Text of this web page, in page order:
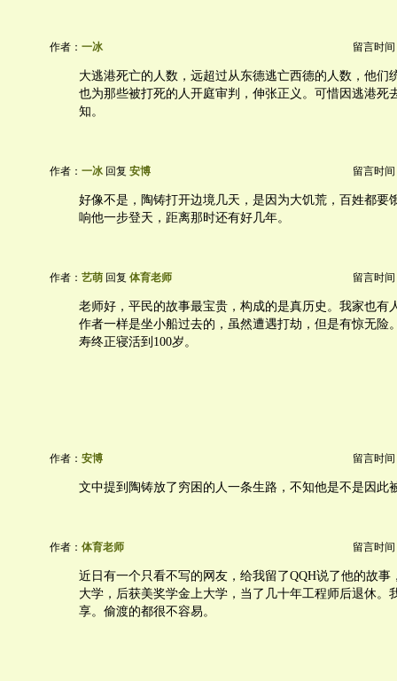
作者： 一冰 留言时间
大逃港死亡的人数，远超过从东德逃亡西德的人数，他们
也为那些被打死的人开庭审判，伸张正义。可惜因逃港死
知。
作者： 一冰 回复 安博 留言时间
好像不是，陶铸打开边境几天，是因为大饥荒，百姓都要
响他一步登天，距离那时还有好几年。
作者： 艺萌 回复 体育老师 留言时间
老师好，平民的故事最宝贵，构成的是真历史。我家也有
作者一样是坐小船过去的，虽然遭遇打劫，但是有惊无险
寿终正寝活到100岁。
作者： 安博 留言时间
文中提到陶铸放了穷困的人一条生路，不知他是不是因此
作者： 体育老师 留言时间
近日有一个只看不写的网友，给我留了QQH说了他的故事
大学，后获美奖学金上大学，当了几十年工程师后退休。
享。偷渡的都很不容易。